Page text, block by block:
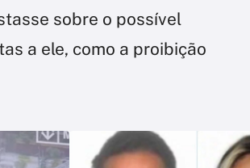
sobre o possível
a ele, como a proibição